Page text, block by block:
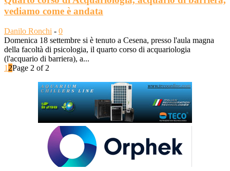
vediamo come è andata
Danilo Ronchi - 0
Domenica 18 settembre si è tenuto a Cesena, presso l'aula magna
della facoltà di psicologia, il quarto corso di acquariologia
(l'acquario di barriera), a...
1 2Page 2 of 2